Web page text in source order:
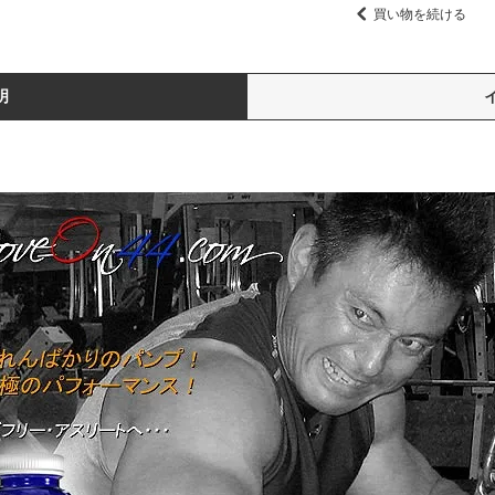
買い物を続ける